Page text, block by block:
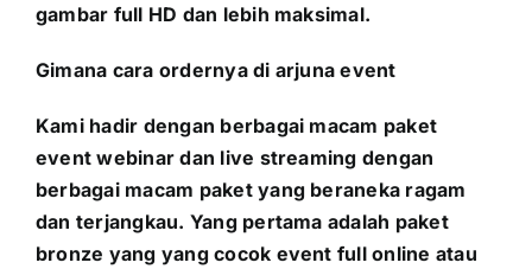
gambar full HD dan lebih maksimal.
Gimana cara ordernya di arjuna event
Kami hadir dengan berbagai macam paket
event webinar dan live streaming dengan
berbagai macam paket yang beraneka ragam
dan terjangkau. Yang pertama adalah paket
bronze yang yang cocok event full online atau